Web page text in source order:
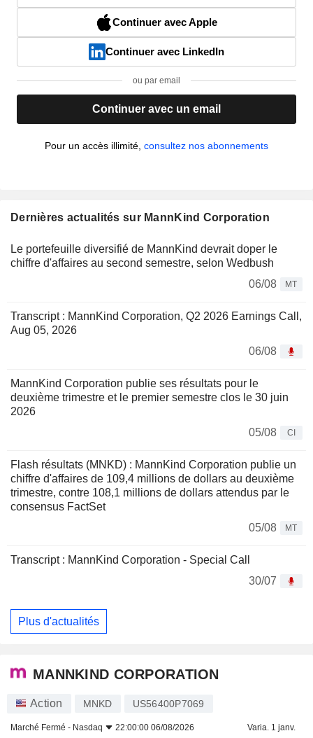
Continuer avec Apple
Continuer avec LinkedIn
ou par email
Continuer avec un email
Pour un accès illimité, consultez nos abonnements
Dernières actualités sur MannKind Corporation
Le portefeuille diversifié de MannKind devrait doper le
chiffre d'affaires au second semestre, selon Wedbush
06/08
MT
Transcript : MannKind Corporation, Q2 2026 Earnings Call,
Aug 05, 2026
06/08
MannKind Corporation publie ses résultats pour le
deuxième trimestre et le premier semestre clos le 30 juin
2026
05/08
CI
Flash résultats (MNKD) : MannKind Corporation publie un
chiffre d'affaires de 109,4 millions de dollars au deuxième
trimestre, contre 108,1 millions de dollars attendus par le
consensus FactSet
05/08
MT
Transcript : MannKind Corporation - Special Call
30/07
Plus d'actualités
MANNKIND CORPORATION
Action MNKD US56400P7069
Marché Fermé - Nasdaq 22:00:00 06/08/2026 Varia. 1 janv.